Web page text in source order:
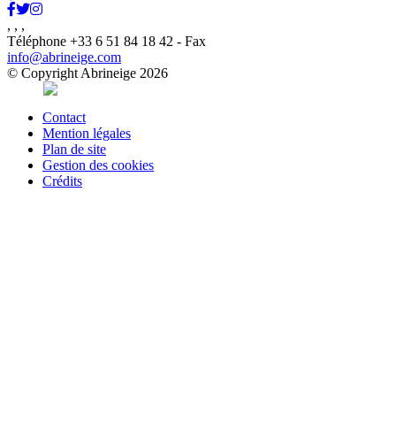
, , ,
Téléphone +33 6 51 84 18 42 - Fax
info@abrineige.com
© Copyright Abrineige 2026
Contact
Mention légales
Plan de site
Gestion des cookies
Crédits